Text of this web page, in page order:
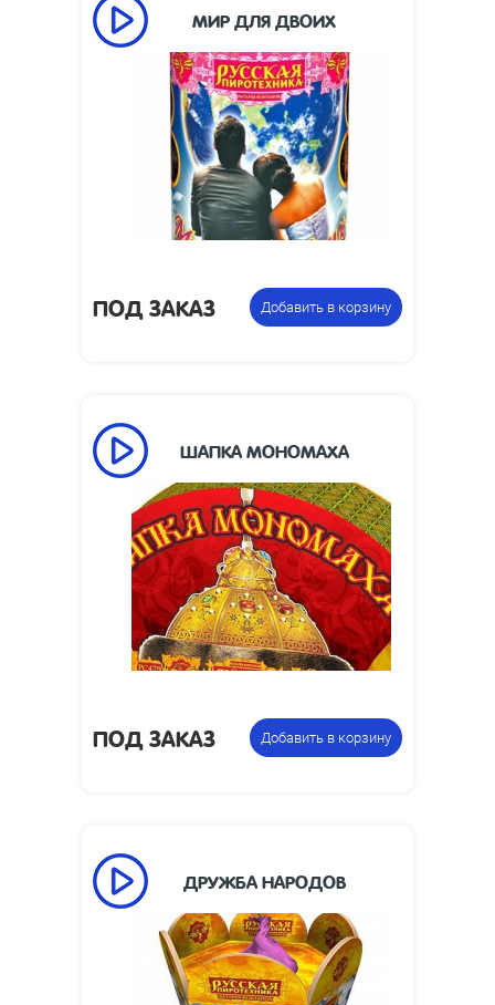
МИР ДЛЯ ДВОИХ
Время работы, сек:
90
Высота взлета, м:
6
Размеры изделия,
126 х 126 х 174
Вес упаковки, кг:
0.2
Цена указана за
Фонтан
пиротехнический
ПОД ЗАКАЗ Добавить в корзину
ШАПКА МОНОМАХА
Время работы, сек:
85
Размеры изделия,
365 х 125 х 165
Цена указана за
фасовку:
Фонтан
пиротехнический
ПОД ЗАКАЗ Добавить в корзину
ДРУЖБА НАРОДОВ
Время работы, сек:
120
Высота пламени, м:
8
Размеры упаковки,
195 х 195 х 215